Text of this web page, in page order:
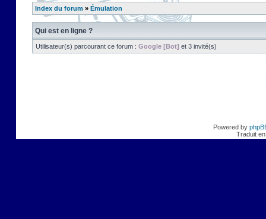
Index du forum » Émulation
Qui est en ligne ?
Utilisateur(s) parcourant ce forum : Google [Bot] et 3 invité(s)
Powered by
Traduit